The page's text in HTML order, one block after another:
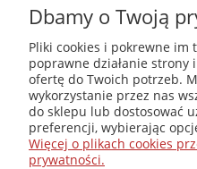
Księgarnia-Galeria
Zapraszamy również do
stacjonarnej przy ul.
Dbamy o Twoją
Pliki cookies i pokrewne im
poprawne działanie strony
ofertę do Twoich potrzeb.
wykorzystanie przez nas
do sklepu lub dostosować
preferencji, wybierając
Więcej o plikach cookies
prywatności.